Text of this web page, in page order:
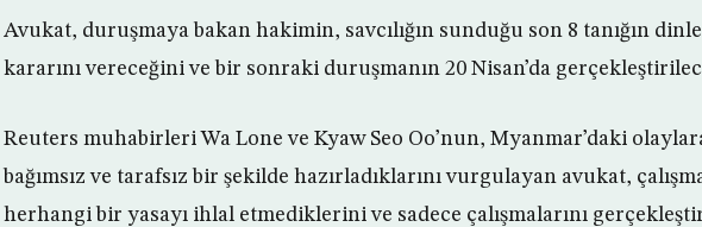
Avukat, duruşmaya bakan hakimin, savcılığın sunduğu son 8 tanığın
kararını vereceğini ve bir sonraki duruşmanın 20 Nisan’da
Reuters muhabirleri Wa Lone ve Kyaw Seo Oo’nun, Myanmar’daki
bağımsız ve tarafsız bir şekilde hazırladıklarını vurgulayan avukat,
herhangi bir yasayı ihlal etmediklerini ve sadece çalışmalarını